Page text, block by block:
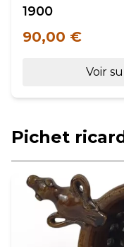
1900
90,00 €
Voir
Pichet